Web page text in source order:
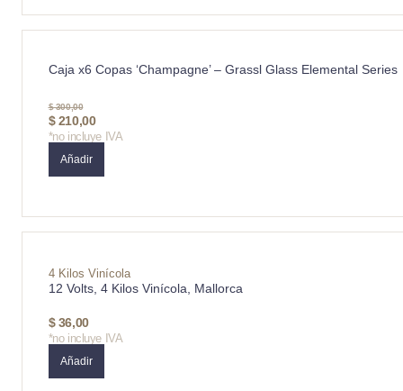
Caja x6 Copas ‘Champagne’ – Grassl Glass Elemental Series
$300,00
$210,00
*no incluye IVA
Añadir
4 Kilos Vinícola
12 Volts, 4 Kilos Vinícola, Mallorca
$36,00
*no incluye IVA
Añadir